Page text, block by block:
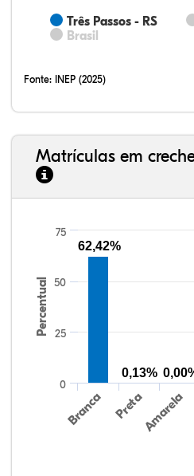
Três Passos - RS
Brasil
Fonte: INEP (2025)
Matrículas em
Percentual
Branca PretaAmarela
0
25
50
75
62,42%
0,13%
77,34%
7,88%
0,13%
13,87%
0,71%
0,08%
33,06%
7,95%
0,46%
55,81%
1,22%
1,50%